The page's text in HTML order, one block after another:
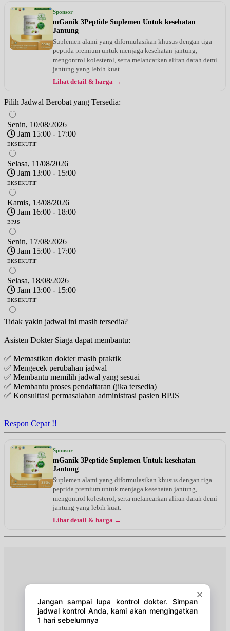
Sponsor
mGanik 3Peptide Suplemen Untuk kesehatan
Jantung
Suplemen alami yang diformulasikan khusus dengan tiga
peptida premium untuk menjaga kesehatan jantung,
mengontrol kolesterol, serta melancarkan aliran darah demi
jantung yang lebih kuat.
Lihat detail & harga →
Pilih Jadwal Berobat yang Tersedia:
Senin, 10/08/2026
Jam 15:00 - 17:00
EKSEKUTIF
Selasa, 11/08/2026
Jam 13:00 - 15:00
EKSEKUTIF
Kamis, 13/08/2026
Jam 16:00 - 18:00
BPJS
Senin, 17/08/2026
Jam 15:00 - 17:00
EKSEKUTIF
Selasa, 18/08/2026
Jam 13:00 - 15:00
EKSEKUTIF
Kamis, 20/08/2026
Jam 16:00 - 18:00
BPJS
Senin, 24/08/2026
Jam 15:00 - 17:00
EKSEKUTIF
Selasa, 25/08/2026
Jam 16:00 - 18:00
Senin, 31/08/2026
Jam 15:00 - 17:00
Jam 13:00 - 15:00
Tidak yakin jadwal ini masih tersedia?
Asisten Dokter Siaga dapat membantu:
✅ Memastikan dokter masih praktik
✅ Mengecek perubahan jadwal
✅ Membantu memilih jadwal yang sesuai
✅ Membantu proses pendaftaran (jika tersedia)
✅ Konsulttasi permasalahan administrasi pasien BPJS
Respon Cepat !!
Sponsor
mGanik 3Peptide Suplemen Untuk kesehatan
Jantung
Suplemen alami yang diformulasikan khusus dengan tiga
peptida premium untuk menjaga kesehatan jantung,
mengontrol kolesterol, serta melancarkan aliran darah demi
jantung yang lebih kuat.
Lihat detail & harga →